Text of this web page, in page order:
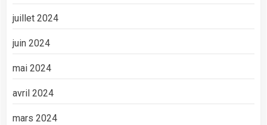
juillet 2024
juin 2024
mai 2024
avril 2024
mars 2024